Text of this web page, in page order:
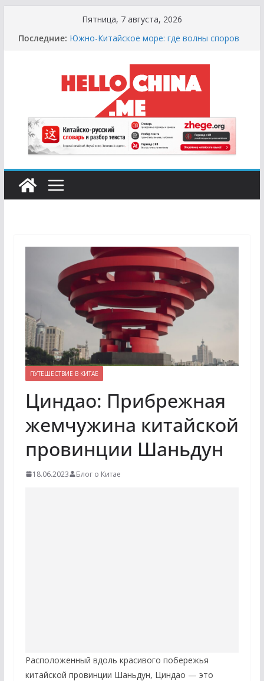
содержимому
Пятница, 7 августа, 2026
Последние: Южно-Китайское море: где волны споров
Сырная Лихорадка: Как Найти Настоящий
Сыр в Китае и не Купить «Пластиковый»
Аналог
Охота за Черным Хлебом: Путеводитель
по Русским и Европейским Пекарням в
Китае
Молочный Кризис: Почему в Китае не
Найти Творог, Сметану и Кефир (и Где
Искать Спасение?)
Счастливые Числа и Продукты-Табу:
ПУТЕШЕСТВИЕ В КИТАЕ
Циндао: Прибрежная
жемчужина китайской
провинции Шаньдун
18.06.2023 Блог о Китае
Расположенный вдоль красивого побережья
китайской провинции Шаньдун, Циндао — это